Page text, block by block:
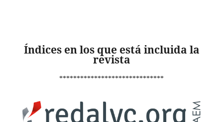
Índices en los que está incluida la
revista
******************************